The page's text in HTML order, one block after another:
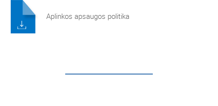
Aplinkos apsaugos politika